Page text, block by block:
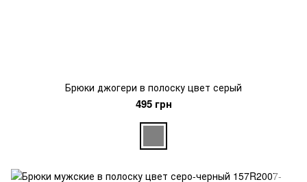
Брюки джогери в полоску цвет серый
495 грн